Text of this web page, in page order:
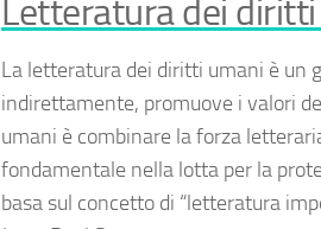
Letteratura dei
La letteratura dei diritti umani è un
indirettamente, promuove i valori
umani è combinare la forza
fondamentale nella lotta per la
basa sul concetto di “letteratura